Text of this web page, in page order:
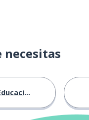
necesitas